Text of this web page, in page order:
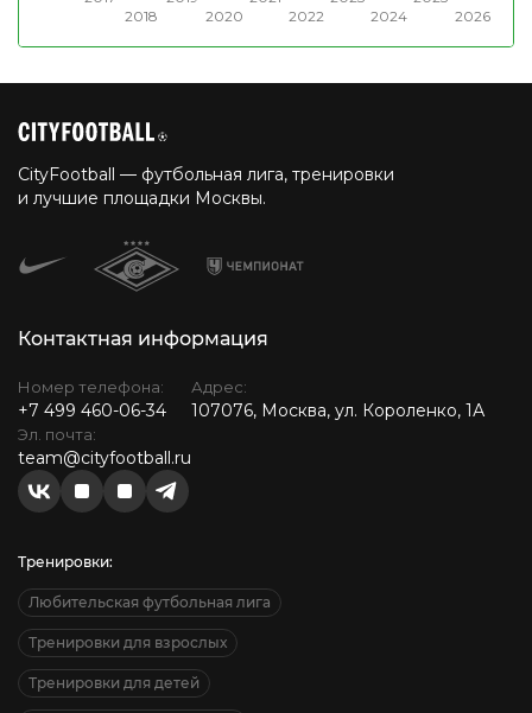
2018
2020
2022
2024
2026
CityFootball — футбольная лига, тренировки
и лучшие площадки Москвы.
Контактная информация
Номер телефона:
+7 499 460-06-34
Эл. почта:
team@cityfootball.ru
Адрес:
107076, Москва, ул. Короленко, 1А
Тренировки:
Любительская футбольная лига
Тренировки для взрослых
Тренировки для детей